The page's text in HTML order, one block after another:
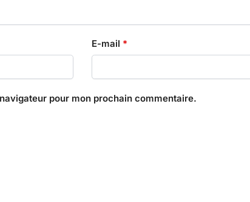
E-mail *
pour mon prochain commentaire.